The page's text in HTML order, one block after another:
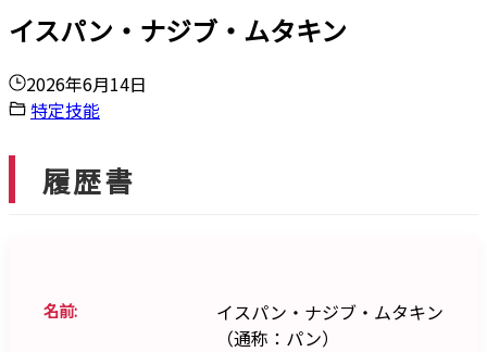
イスパン・ナジブ・ムタキン
2026年6月14日
特定技能
履歴書
名前:
イスパン・ナジブ・ムタキン
（通称：パン）